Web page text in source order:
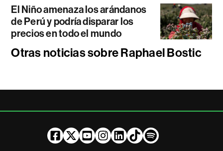
El Niño amenaza los arándanos
de Perú y podría disparar los
precios en todo el mundo
Otras noticias sobre Raphael Bostic